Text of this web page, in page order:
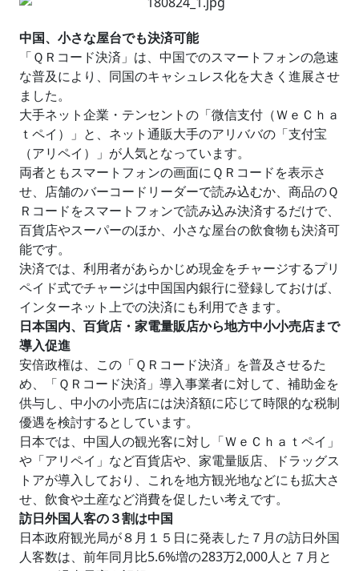
中国、小さな屋台でも決済可能
「ＱＲコード決済」は、中国でのスマートフォンの急速
な普及により、同国のキャシュレス化を大きく進展させ
ました。
大手ネット企業・テンセントの「微信支付（ＷｅＣｈａ
ｔペイ）」と、ネット通販大手のアリババの「支付宝
（アリペイ）」が人気となっています。
両者ともスマートフォンの画面にＱＲコードを表示さ
せ、店舗のバーコードリーダーで読み込むか、商品のＱ
Ｒコードをスマートフォンで読み込み決済するだけで、
百貨店やスーパーのほか、小さな屋台の飲食物も決済可
能です。
決済では、利用者があらかじめ現金をチャージするプリ
ペイド式でチャージは中国国内銀行に登録しておけば、
インターネット上での決済にも利用できます。
日本国内、百貨店・家電量販店から地方中小小売店まで
導入促進
安倍政権は、この「ＱＲコード決済」を普及させるた
め、「ＱＲコード決済」導入事業者に対して、補助金を
供与し、中小の小売店には決済額に応じて時限的な税制
優遇を検討するとしています。
日本では、中国人の観光客に対し「ＷｅＣｈａｔペイ」
や「アリペイ」など百貨店や、家電量販店、ドラッグス
トアが導入しており、これを地方観光地などにも拡大さ
せ、飲食や土産など消費を促したい考えです。
訪日外国人客の３割は中国
日本政府観光局が８月１５日に発表した７月の訪日外国
人客数は、前年同月比5.6%増の283万2,000人と７月と